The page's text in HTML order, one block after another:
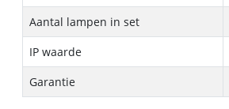
Aantal lampen in set
IP waarde
Garantie